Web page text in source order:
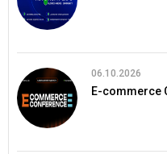
06.10.2026
E-commerce